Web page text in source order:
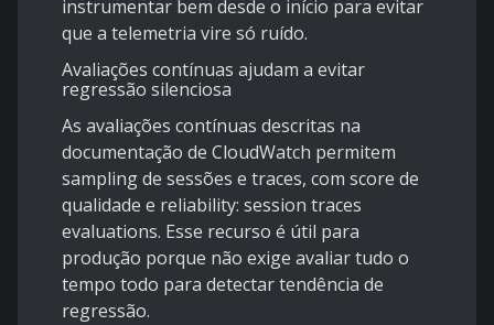
instrumentar bem desde o início para evitar
que a telemetria vire só ruído.
Avaliações contínuas ajudam a evitar
regressão silenciosa
As avaliações contínuas descritas na
documentação de CloudWatch permitem
sampling de sessões e traces, com score de
qualidade e reliability: session traces
evaluations. Esse recurso é útil para
produção porque não exige avaliar tudo o
tempo todo para detectar tendência de
regressão.